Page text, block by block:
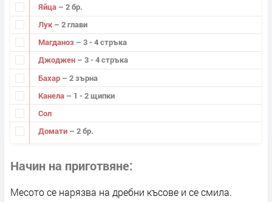
Яйца – 2 бр.
Лук – 2 глави
Магданоз – 3 - 4 стръка
Джоджен – 3 - 4 стръка
Бахар – 2 зърна
Канела – 1 - 2 щипки
Сол
Домати – 2 бр.
Начин на приготвяне
Месото се нарязва на дребни късове и се смила.